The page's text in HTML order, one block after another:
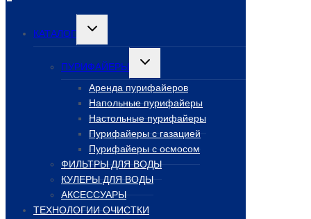
КАТАЛОГ
Переключить
меню
ПУРИФАЙЕРЫ
Переключить
меню
Аренда пурифайеров
Напольные пурифайеры
Настольные пурифайеры
Пурифайеры с газацией
Пурифайеры с осмосом
ФИЛЬТРЫ ДЛЯ ВОДЫ
КУЛЕРЫ ДЛЯ ВОДЫ
АКСЕССУАРЫ
ТЕХНОЛОГИИ ОЧИСТКИ